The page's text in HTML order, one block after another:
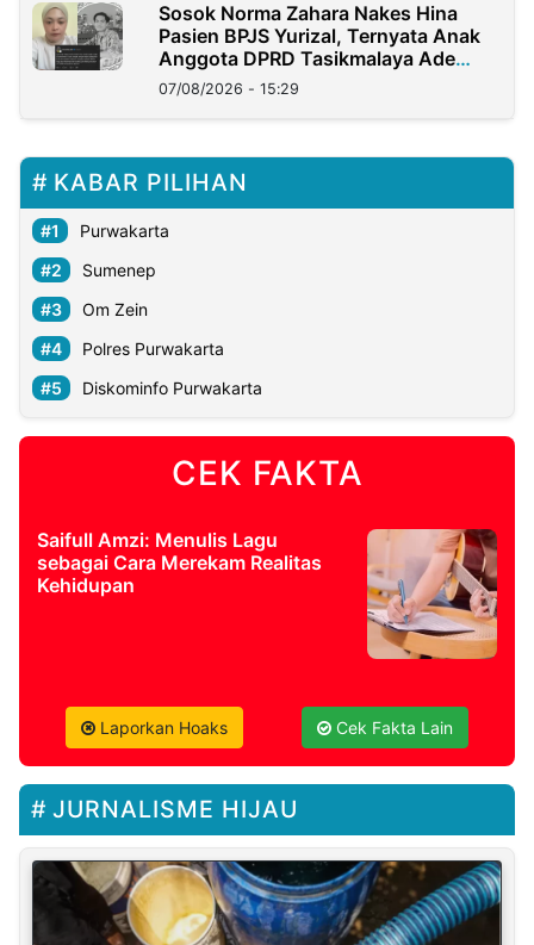
Sosok Norma Zahara Nakes Hina
Pasien BPJS Yurizal, Ternyata Anak
Anggota DPRD Tasikmalaya Ade
Lukman
07/08/2026 - 15:29
KABAR PILIHAN
Purwakarta
Sumenep
Om Zein
Polres Purwakarta
Diskominfo Purwakarta
CEK FAKTA
Saifull Amzi: Menulis Lagu
sebagai Cara Merekam Realitas
Kehidupan
Laporkan Hoaks Cek Fakta Lain
JURNALISME HIJAU